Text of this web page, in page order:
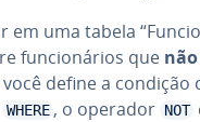
em uma tabela
fun­ci­o­ná­rios que
você define a condição
WHERE , o operador NOT